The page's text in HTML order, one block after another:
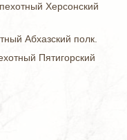
Херсонский
Абхазский полк.
Пятигорский